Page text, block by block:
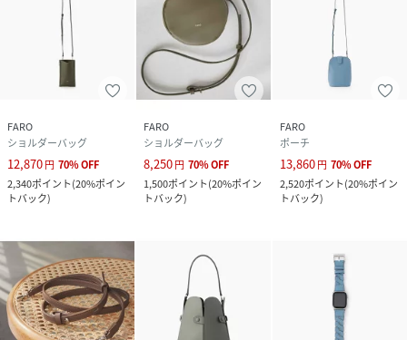
ラグジュアリーブランドでも多くの採用実績を誇るこの高品
質なグレードの牛革は、環境配慮と公正な取引を審査する国
際団体 ”Leather Working Group”の厳しい基準をクリアし
たイタリアのタンナーで生産されており、持続可能なモノづ
性別タイプ ユニセックス
素材
サイズ
FARO
ショルダーバッグ
12,870円 70%OFF
2,340ポイント(20%ポイン
トバック)
FARO
ショルダーバッグ
8,250円 70%OFF
1,500ポイント(20%ポイン
トバック)
FARO
ポーチ
13,860円 70%OFF
2,520ポイント(20%ポイン
トバック)